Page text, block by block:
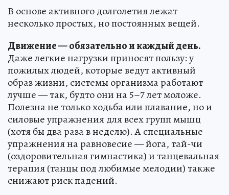
В основе активного долголетия лежат
несколько простых, но постоянных вещей.
Движение — обязательно и каждый день.
Даже легкие нагрузки приносят пользу: у
пожилых людей, которые ведут активный
образ жизни, системы организма работают
лучше — так, будто они на 5–7 лет моложе.
Полезна не только ходьба или плавание, но и
силовые упражнения для всех групп мышц
(хотя бы два раза в неделю). А специальные
упражнения на равновесие — йога, тай-чи
(оздоровительная гимнастика) и танцевальная
терапия (танцы под любимые мелодии) также
снижают риск падений.